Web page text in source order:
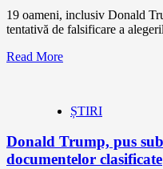
19 oameni, inclusiv Donald
tentativă de falsificare a
Read More
ȘTIRI
Donald Trump, pus
documentelor clasificate